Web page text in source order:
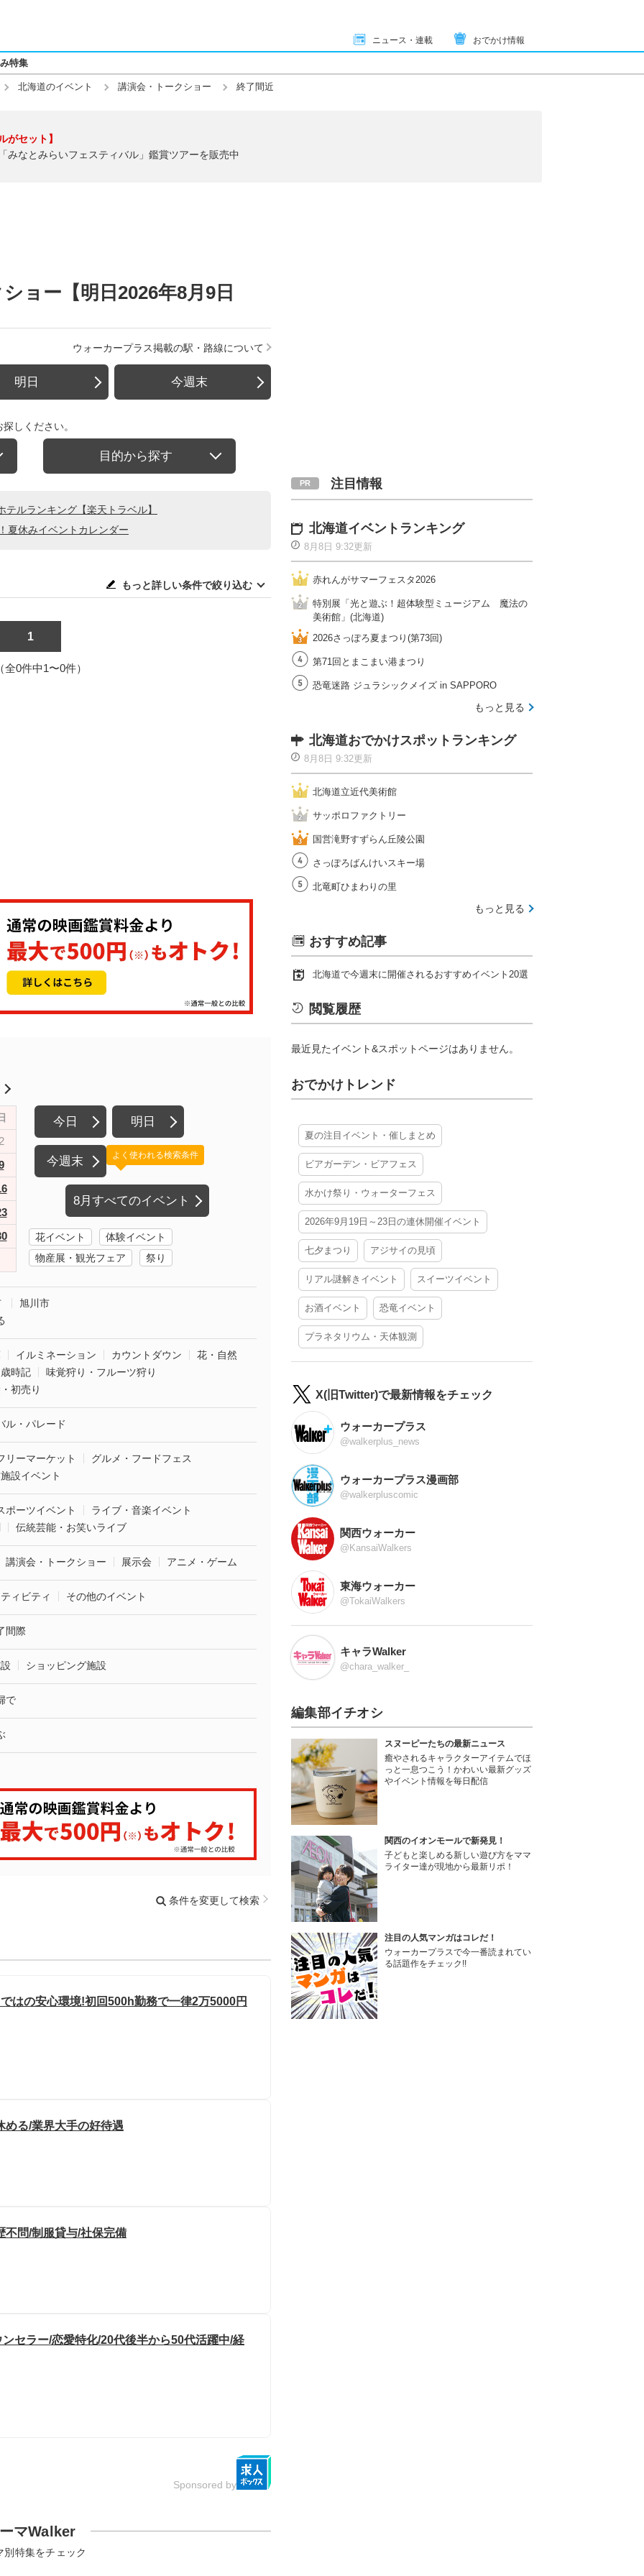
ニュース・連載 おでかけ情報
特集
北海道のイベント 講演会・トークショー 終了間近
がセット】
みなとみらいフェスティバル」鑑賞ツアーを販売中
ョー【明日2026年8月9日
ウォーカープラス掲載の駅・路線について
明日 今週末
しください。
目的から探す
ルランキング【楽天トラベル】
夏休みイベントカレンダー
もっと詳しい条件で絞り込む
1
全0件中1〜0件）
今日 明日
今週末
8月すべてのイベント
よく使われる検索条件
花イベント
体験イベント
物産展・観光フェア
祭り
旭川市
イルミネーション カウントダウン
花・自然
時記
味覚狩り・フルーツ狩り
初売り
ル・パレード
リーマーケット
グルメ・フードフェス
設イベント
ポーツイベント
ライブ・音楽イベント
伝統芸能・お笑いライブ
講演会・トークショー 展示会 アニメ・ゲーム
ィビティ その他のイベント
間際
ショッピング施設
で
条件を変更して検索
はの安心環境!初回500h勤務で一律2万5000円
める/業界大手の好待遇
不問/制服貸与/社保完備
セラー/恋愛特化/20代後半から50代活躍中/経
Sponsored by
マWalker
別特集をチェック
注目情報
北海道イベントランキング
8月8日 9:32更新
赤れんがサマーフェスタ2026
特別展「光と遊ぶ！超体験型ミュージアム 魔法の
美術館」(北海道)
2026さっぽろ夏まつり(第73回)
第71回とまこまい港まつり
恐竜迷路 ジュラシックメイズ in SAPPORO
もっと見る
北海道おでかけスポットランキング
8月8日 9:32更新
北海道立近代美術館
サッポロファクトリー
国営滝野すずらん丘陵公園
さっぽろばんけいスキー場
北竜町ひまわりの里
もっと見る
おすすめ記事
北海道で今週末に開催されるおすすめイベント20選
閲覧履歴
最近見たイベント&スポットページはありません。
おでかけトレンド
夏の注目イベント・催しまとめ
ビアガーデン・ビアフェス
水かけ祭り・ウォーターフェス
2026年9月19日～23日の連休開催イベント
七夕まつり アジサイの見頃
リアル謎解きイベント スイーツイベント
お酒イベント 恐竜イベント
プラネタリウム・天体観測
X(旧Twitter)で最新情報をチェック
ウォーカープラス
@walkerplus_news
ウォーカープラス漫画部
@walkerpluscomic
関西ウォーカー
@KansaiWalkers
東海ウォーカー
@TokaiWalkers
キャラWalker
@chara_walker_
編集部イチオシ
スヌーピーたちの最新ニュース
癒やされるキャラクターアイテムでほ
っと一息つこう！かわいい最新グッズ
やイベント情報を毎日配信
関西のイオンモールで新発見！
子どもと楽しめる新しい遊び方をママ
ライター達が現地から最新リポ！
注目の人気マンガはコレだ！
ウォーカープラスで今一番読まれてい
る話題作をチェック!!